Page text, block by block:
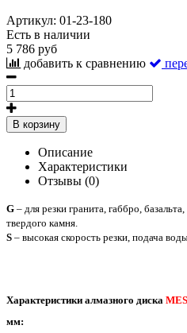
Артикул: 01-23-180
Есть в наличии
5 786 руб
добавить к сравнению
В корзину
Описание
Характеристики
Отзывы (0)
G – для резки гранита, габбро,
твердого камня.
S – высокая скорость резки, подача
Характеристики алмазного диска
мм: